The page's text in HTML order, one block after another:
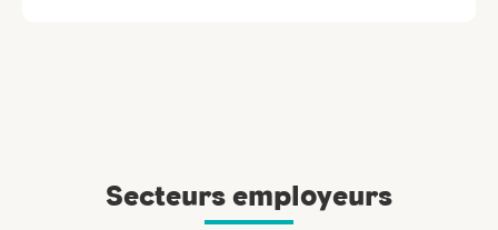
Secteurs employeurs